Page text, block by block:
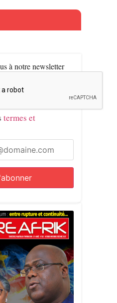
à notre newsletter
termes et